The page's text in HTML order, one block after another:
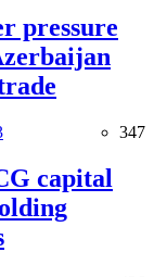
pressure
347
capital